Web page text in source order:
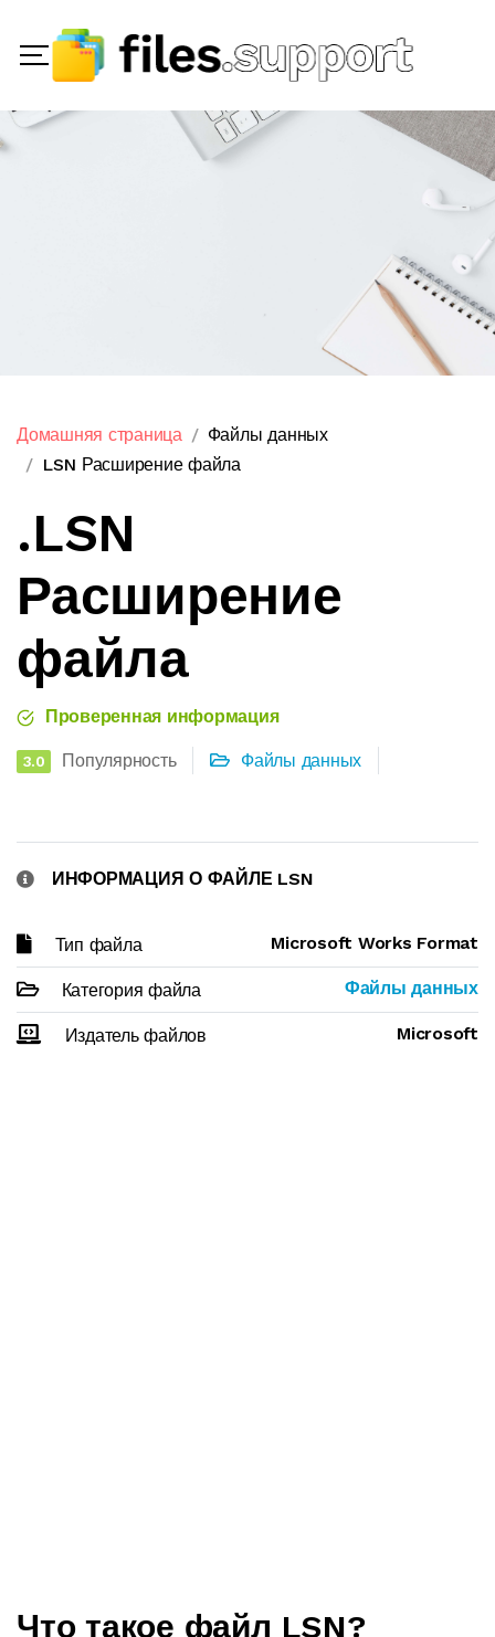
Домашняя страница
Файлы данных
LSN Расширение файла
.LSN
Расширение
файла
Проверенная информация
3.0 Популярность Файлы данных
ИНФОРМАЦИЯ О ФАЙЛЕ LSN
Тип файла Microsoft Works Format
Категория файла Файлы данных
Издатель файлов Microsoft
Что такое файл LSN?